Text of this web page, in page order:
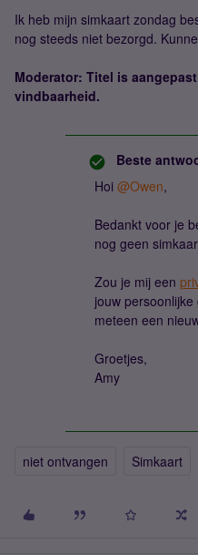
Ik heb mijn simkaart zondag
nog steeds niet bezorgd.
Moderator: Titel is
vindbaarheid.
Beste
Hoi ​ @Owen,
Bedankt voor je
nog geen
Zou je mij een
jouw
meteen een
Groetjes,
Amy
niet ontvangen Simkaart